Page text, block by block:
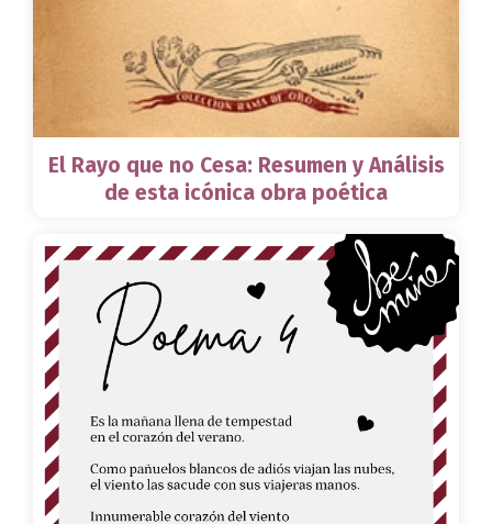
El Rayo que no Cesa: Resumen y Análisis
de esta icónica obra poética